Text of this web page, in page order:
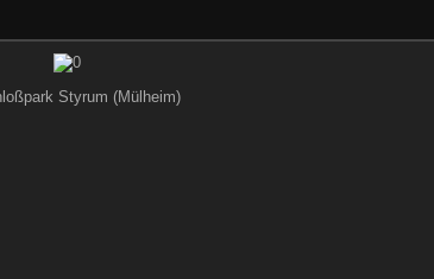
Styrum (Mülheim)